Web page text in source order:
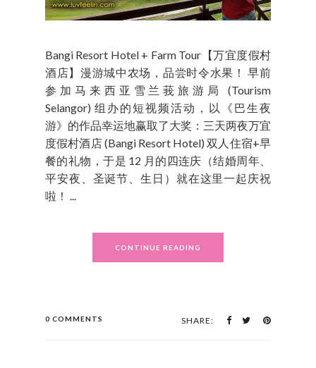
Bangi Resort Hotel + Farm Tour【万宜度假村
酒店】漫游城中农场，品尝时令水果！ 早前
参加马来西亚雪兰莪旅游局 (Tourism
Selangor) 组办的短视频活动，以《巴生夜
游》的作品幸运地赢取了大奖：三天两夜万宜
度假村酒店 (Bangi Resort Hotel) 双人住宿+早
餐的礼物，于是 12 月的四连庆（结婚周年、
平安夜、圣诞节、生日）就在这里一起庆祝
啦！ ...
CONTINUE READING
0 COMMENTS SHARE: